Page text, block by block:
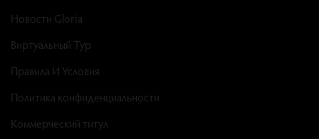
Новости Gloria
Виртуальный Тур
Правила И Условия
Политика конфиденциальности
Коммерческий титул